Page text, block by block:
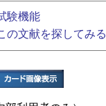
験機能
の文献を探してみる